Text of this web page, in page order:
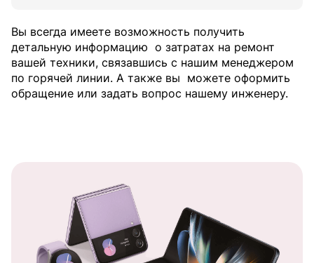
Вы всегда имеете возможность получить
детальную информацию о затратах на ремонт
вашей техники, связавшись с нашим менеджером
по горячей линии. А также вы можете оформить
обращение или задать вопрос нашему инженеру.